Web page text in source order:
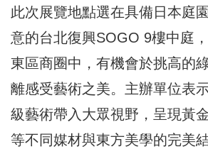
此次展覽地點選在具備日本庭
意的台北復興SOGO 9樓中庭
東區商圈中，有機會於挑高的
離感受藝術之美。主辦單位表
級藝術帶入大眾視野，呈現黃
等不同媒材與東方美學的完美